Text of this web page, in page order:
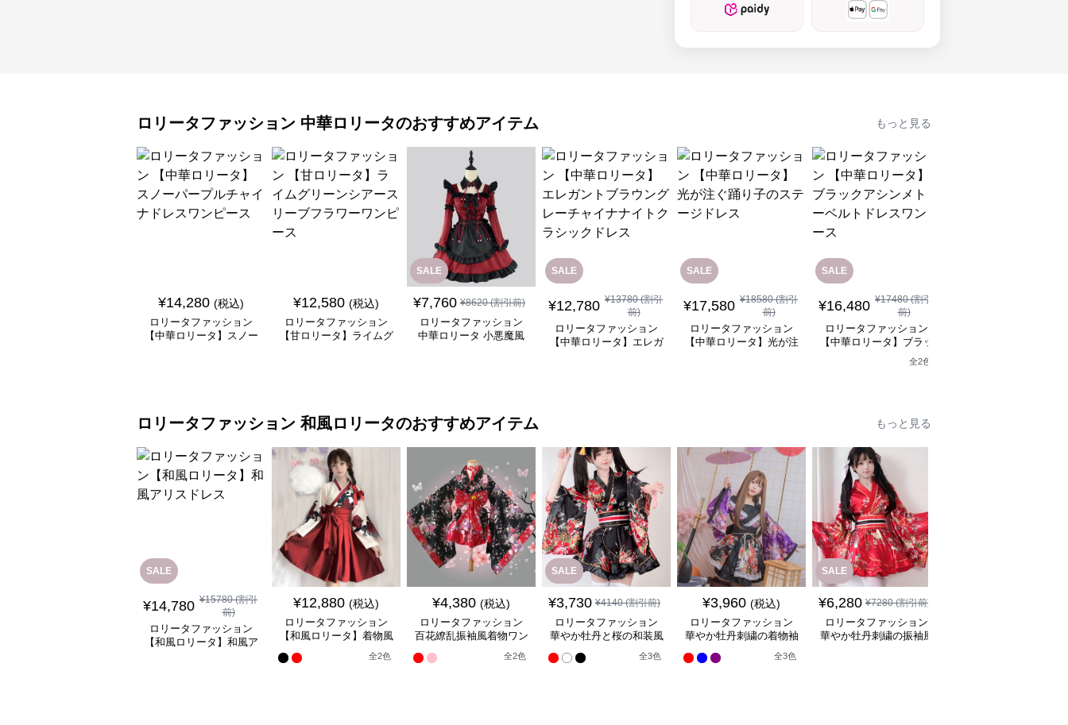
ロリータファッション 中華ロリータのおすすめアイテム もっと見る
¥14,280 (税込)
ロリータファッション
【中華ロリータ】スノー
¥12,580 (税込)
ロリータファッション
【甘ロリータ】ライムグ
SALE
¥7,760 ¥8620(割引前)
ロリータファッション
中華ロリータ 小悪魔風
SALE
¥12,780 ¥13780(割引
前)
ロリータファッション
【中華ロリータ】エレガ
SALE
¥17,580 ¥18580(割引
前)
ロリータファッション
【中華ロリータ】光が注
SALE
¥16,480 ¥17480(割引
前)
ロリータファッション
【中華ロリータ】ブラッ
クアシンメトリーベルト
ドレスワンピース
全2色
ロリータファッション 和風ロリータのおすすめアイテム もっと見る
SALE
¥14,780 ¥15780(割引
前)
ロリータファッション
【和風ロリータ】和風ア
¥12,880 (税込)
ロリータファッション
【和風ロリータ】着物風
ミニスカートワンピース
全2色
¥4,380 (税込)
ロリータファッション
百花繚乱振袖風着物ワン
全2色
SALE
¥3,730 ¥4140(割引前)
ロリータファッション
華やか牡丹と桜の和装風
着物ワンピース
全3色
¥3,960 (税込)
ロリータファッション
華やか牡丹刺繍の着物袖
姫様ワンピース
全3色
SALE
¥6,280 ¥7280(割引前)
ロリータファッション
華やか牡丹刺繍の振袖風